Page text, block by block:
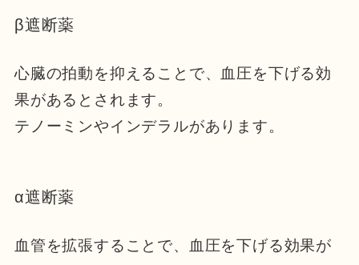
β遮断薬
心臓の拍動を抑えることで、血圧を下げる効
果があるとされます。
テノーミンやインデラルがあります。
α遮断薬
血管を拡張することで、血圧を下げる効果が